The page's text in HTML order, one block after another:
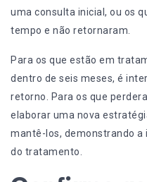
uma consulta inicial, ou os
tempo e não retornaram.
Para os que estão em
dentro de seis meses, é
retorno. Para os que
elaborar uma nova
mantê-los, demonstrando
do tratamento.